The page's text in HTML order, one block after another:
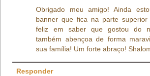
Obrigado meu amigo! Ainda
banner que fica na parte
feliz em saber que gostou do
também abençoa de forma
sua família! Um forte abraço!
Responder